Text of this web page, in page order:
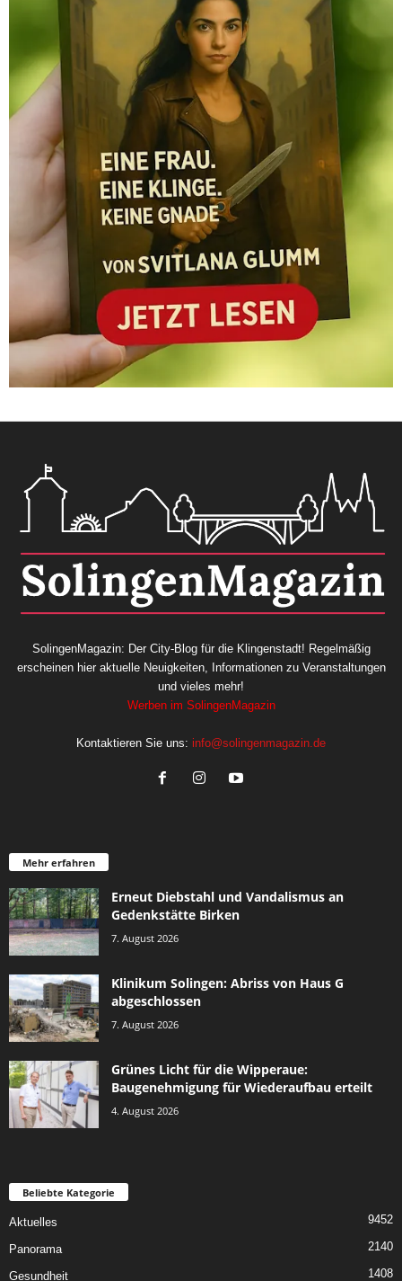
SolingenMagazin: Der City-Blog für die Klingenstadt! Regelmäßig
erscheinen hier aktuelle Neuigkeiten, Informationen zu Veranstaltungen
und vieles mehr!
Werben im SolingenMagazin
Kontaktieren Sie uns: info@solingenmagazin.de
Mehr erfahren
Erneut Diebstahl und Vandalismus an
Gedenkstätte Birken
7. August 2026
Klinikum Solingen: Abriss von Haus G
abgeschlossen
7. August 2026
Grünes Licht für die Wipperaue:
Baugenehmigung für Wiederaufbau erteilt
4. August 2026
Beliebte Kategorie
Aktuelles 9452
Panorama 2140
Gesundheit 1408